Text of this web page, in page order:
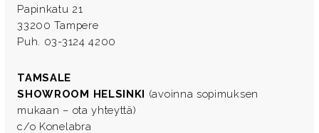
Papinkatu 21
33200 Tampere
Puh. 03-3124 4200
TAMSALE
SHOWROOM HELSINKI (avoinna sopimuksen
mukaan – ota yhteyttä)
c/o Konelabra